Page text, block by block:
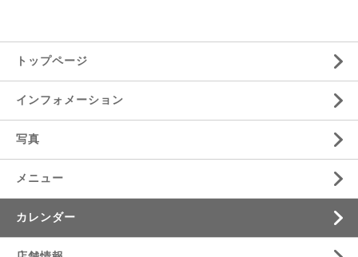
トップページ
インフォメーション
写真
メニュー
カレンダー